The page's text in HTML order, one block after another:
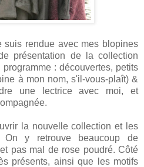
suis rendue avec mes blopines
présentation de la collection
programme : découvertes, petits
à mon nom, s'il-vous-plaît) &
une lectrice avec moi, et
la nouvelle collection et les
y retrouve beaucoup de
pas mal de rose poudré. Côté
présents, ainsi que les motifs